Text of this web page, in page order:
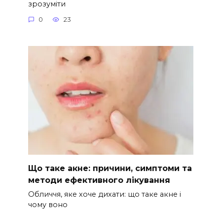
зрозуміти
0 23
Що таке акне: причини, симптоми та
методи ефективного лікування
Обличчя, яке хоче дихати: що таке акне і
чому воно